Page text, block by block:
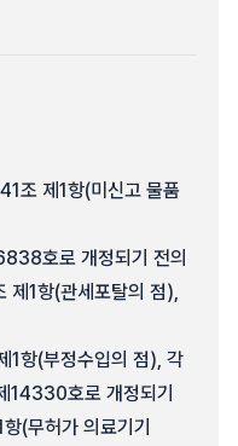
조 제1항(미신고 물품
호로 개정되기 전의
1항(관세포탈의 점),
항(부정수입의 점), 각
14330호로 개정되기
(무허가 의료기기